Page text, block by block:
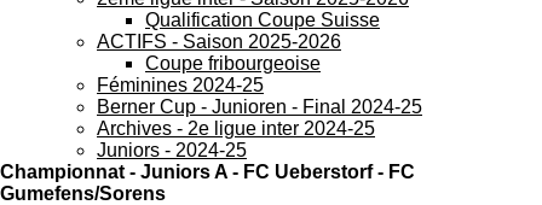
Qualification Coupe Suisse
ACTIFS - Saison 2025-2026
Coupe fribourgeoise
Féminines 2024-25
Berner Cup - Junioren - Final 2024-25
Archives - 2e ligue inter 2024-25
Juniors - 2024-25
Championnat - Juniors A - FC Ueberstorf - FC
Gumefens/Sorens